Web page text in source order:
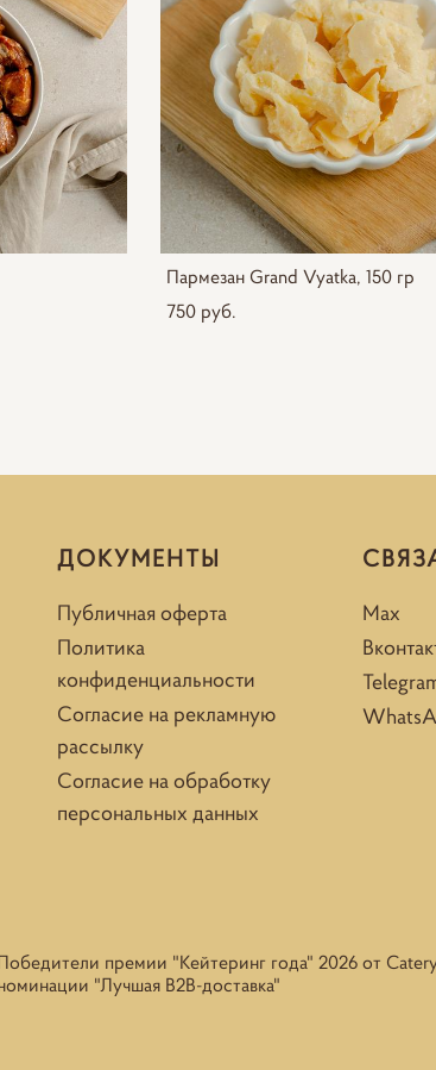
Пармезан Grand Vyatka, 150 гр
750 pуб.
ДОКУМЕНТЫ
Публичная оферта
Политика
конфиденциальности
Согласие на рекламную
рассылку
Согласие на обработку
персональных данных
Max
премии "Кейтеринг года" 2026 от Catery
"Лучшая B2B-доставка"